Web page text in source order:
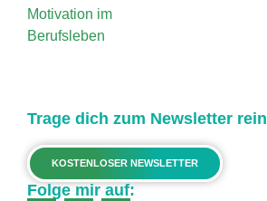
Trage dich zum Newsletter rein
KOSTENLOSER NEWSLETTER
Folge mir auf: